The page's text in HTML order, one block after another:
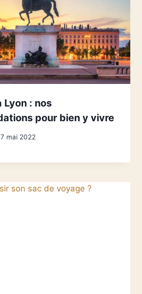
Lyon : nos
pour bien y vivre
mai 2022